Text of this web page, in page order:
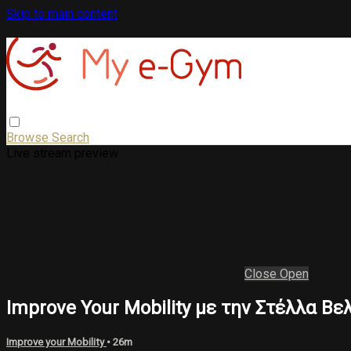
Skip to main content
Browse Search
Close Open
Improve Your Mobility με την Στέλλα
Improve your Mobility • 26m